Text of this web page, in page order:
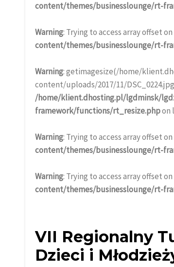
content/themes/businesslounge/rt-
Warning: Trying to access array offset
content/themes/businesslounge/rt-
Warning: getimagesize(/home/
content/uploads/2017/11/
/home/klient.dhosting.pl/lgdminsk/
framework/functions/rt_resize.phpon
Warning: Trying to access array offset
content/themes/businesslounge/rt-
Warning: Trying to access array offset
content/themes/businesslounge/rt-
VII Regionalny
Dzieci i